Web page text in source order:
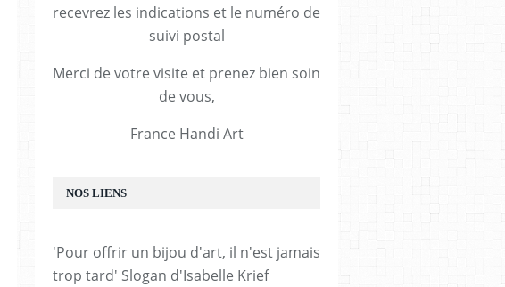
recevrez les indications et le numéro de
suivi postal
Merci de votre visite et prenez bien soin
de vous,
France Handi Art
NOS LIENS
'Pour offrir un bijou d'art, il n'est jamais
trop tard' Slogan d'Isabelle Krief